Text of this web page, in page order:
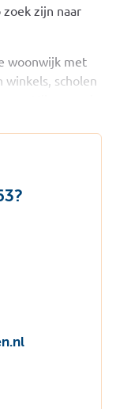
zijn naar
woonwijk met
winkels, scholen
richting andere
en de
is
tot de
op de zon
is er altijd
Via de tuin
hobbyisten of